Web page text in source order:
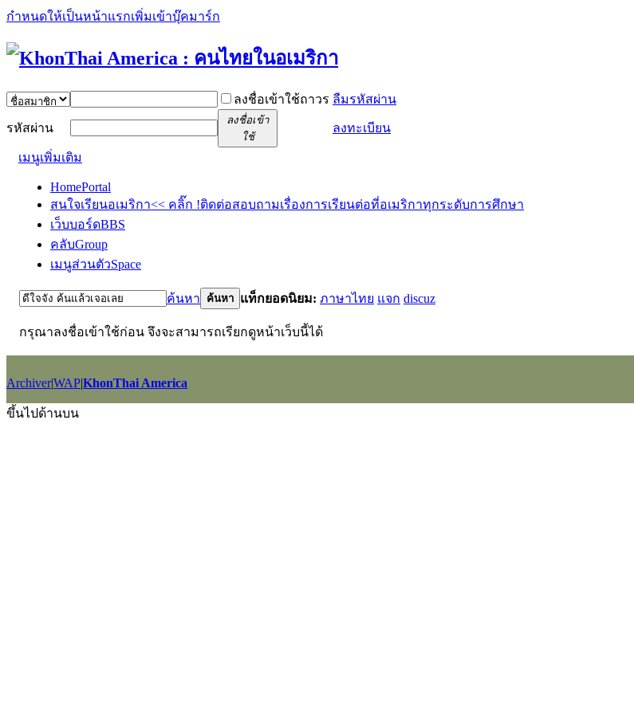
กำหนดให้เป็นหน้าแรกเพิ่มเข้าบุ๊คมาร์ก
ลงชื่อเข้าใช้ถาวร ลืมรหัสผ่าน
รหัสผ่าน
ลงชื่อเข้า
ใช้
ลงทะเบียน
เมนูเพิ่มเติม
HomePortal
สนใจเรียนอเมริกา<< คลิ๊ก !ติดต่อสอบถามเรื่องการเรียนต่อที่อเมริกาทุกระดับการศึกษา
เว็บบอร์ดBBS
คลับGroup
เมนูส่วนตัวSpace
ค้นหา ค้นหา แท็กยอดนิยม: ภาษาไทย แจก discuz
กรุณาลงชื่อเข้าใช้ก่อน จึงจะสามารถเรียกดูหน้าเว็บนี้ได้
Archiver|WAP|KhonThai America
GMT+7, 2026-8-8 02:07
ขึ้นไปด้านบน